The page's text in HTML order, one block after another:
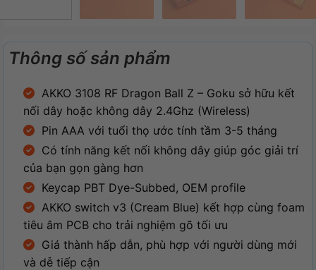
Thông số sản phẩm
AKKO 3108 RF Dragon Ball Z – Goku sở hữu kết
nối dây hoặc không dây 2.4Ghz (Wireless)
Pin AAA với tuổi thọ ước tính tầm 3-5 tháng
Có tính năng kết nối không dây giúp góc giải trí
của bạn gọn gàng hơn
Keycap PBT Dye-Subbed, OEM profile
AKKO switch v3 (Cream Blue) kết hợp cùng foam
tiêu âm PCB cho trải nghiệm gõ tối ưu
Giá thành hấp dẫn, phù hợp với người dùng mới
và dễ tiếp cận